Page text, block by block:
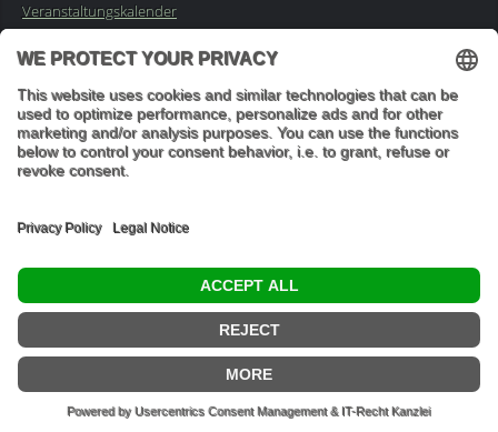
Veranstaltungskalender
Impressum
Buchungsanfrage
"In den Wäldern sind Dinge, über die nachzudenken man jahrelang
im Moos liegen könnte." (Franz Kafka)
Datenschutzeinstellungen